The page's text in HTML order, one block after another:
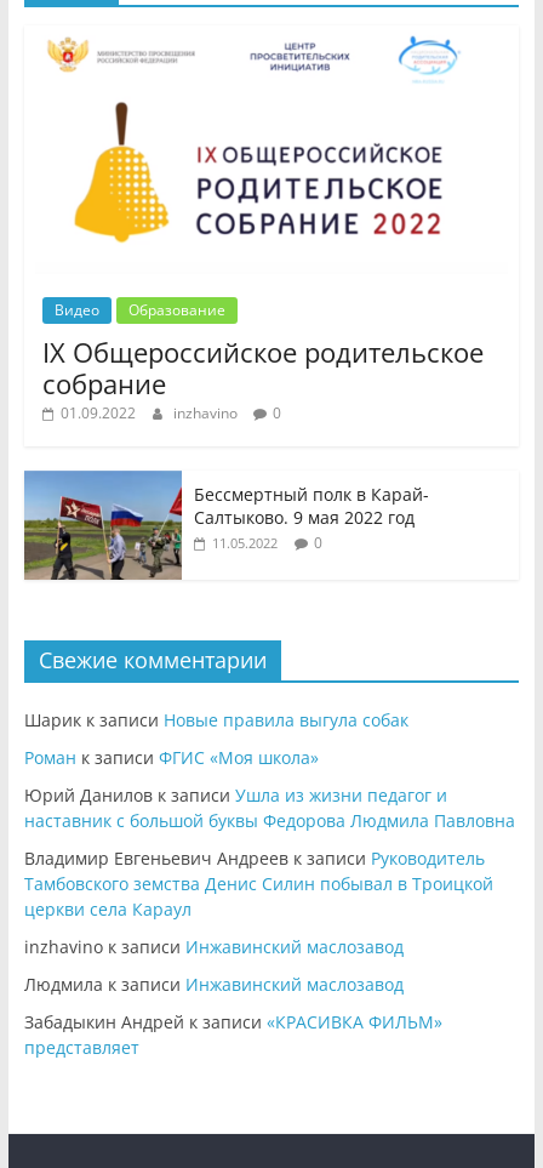
Видео Образование
IX Общероссийское родительское
собрание
01.09.2022 inzhavino 0
Бессмертный полк в Карай-
Салтыково. 9 мая 2022 год
11.05.2022 0
Свежие комментарии
Шарикк записи Новые правила выгула собак
Роман к записи ФГИС «Моя школа»
Юрий Даниловк записи Ушла из жизни педагог и
наставник с большой буквы Федорова Людмила Павловна
Владимир Евгеньевич Андреевк записи Руководитель
Тамбовского земства Денис Силин побывал в Троицкой
церкви села Караул
inzhavinoк записи Инжавинский маслозавод
Людмила к записи Инжавинский маслозавод
Забадыкин Андрей к записи «КРАСИВКА ФИЛЬМ»
представляет